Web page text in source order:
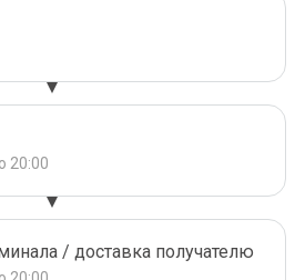
20:00
/ доставка получателю